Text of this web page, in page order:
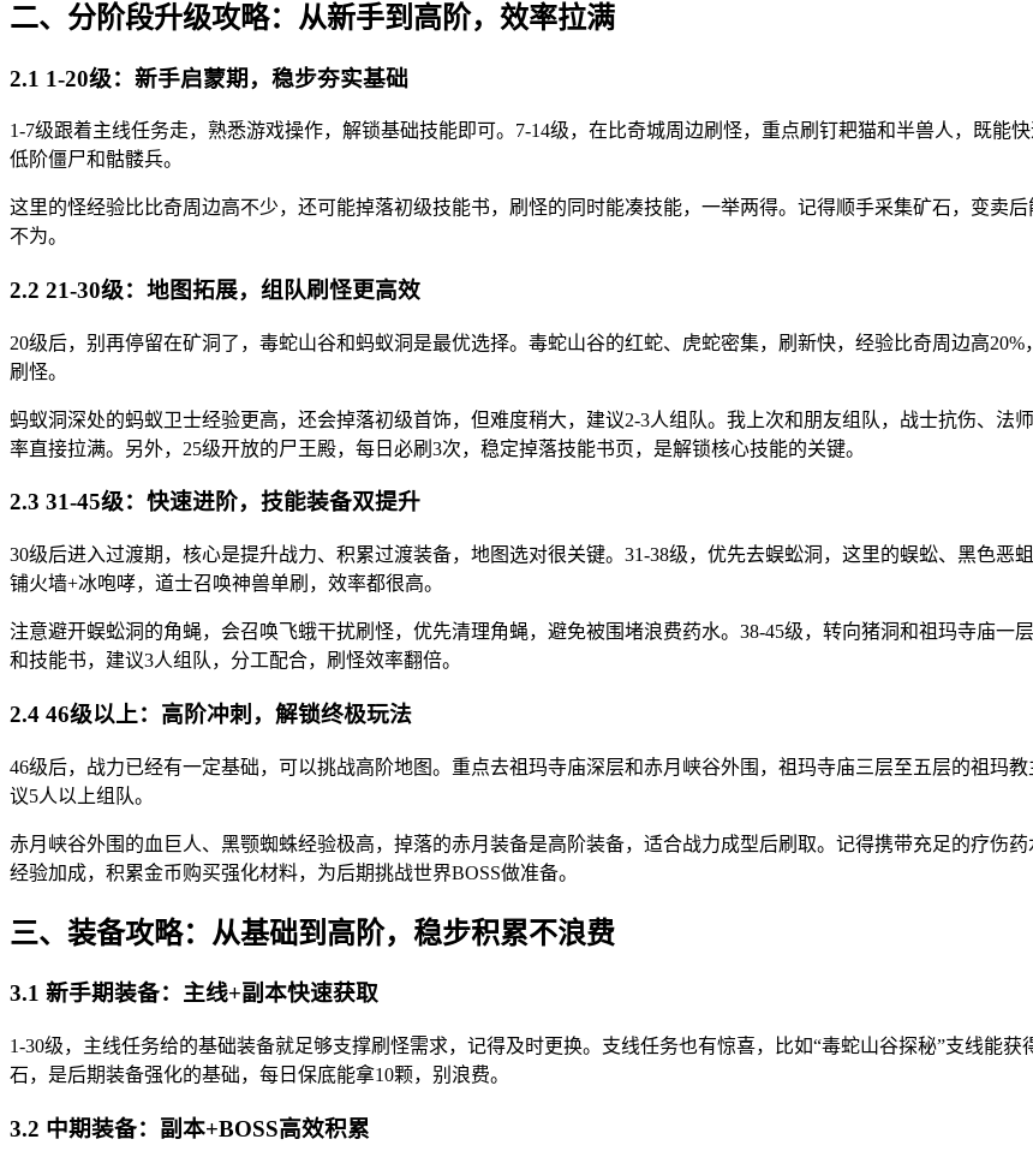
二、分阶段升级攻略：从新手到高阶，效率拉满
2.1 1-20级：新手启蒙期，稳步夯实基础
1-7级跟着主线任务走，熟悉游戏操作，解锁基础技能即可。7-14级，在比奇城周边刷怪，重点刷钉耙猫和半兽人，既能
低阶僵尸和骷髅兵。
这里的怪经验比比奇周边高不少，还可能掉落初级技能书，刷怪的同时能凑技能，一举两得。记得顺手采集矿石，变卖
不为。
2.2 21-30级：地图拓展，组队刷怪更高效
20级后，别再停留在矿洞了，毒蛇山谷和蚂蚁洞是最优选择。毒蛇山谷的红蛇、虎蛇密集，刷新快，经验比奇周边高
刷怪。
蚂蚁洞深处的蚂蚁卫士经验更高，还会掉落初级首饰，但难度稍大，建议2-3人组队。我上次和朋友组队，战士抗伤、
率直接拉满。另外，25级开放的尸王殿，每日必刷3次，稳定掉落技能书页，是解锁核心技能的关键。
2.3 31-45级：快速进阶，技能装备双提升
30级后进入过渡期，核心是提升战力、积累过渡装备，地图选对很关键。31-38级，优先去蜈蚣洞，这里的蜈蚣、黑色
铺火墙+冰咆哮，道士召唤神兽单刷，效率都很高。
注意避开蜈蚣洞的角蝇，会召唤飞蛾干扰刷怪，优先清理角蝇，避免被围堵浪费药水。38-45级，转向猪洞和祖玛寺庙一
和技能书，建议3人组队，分工配合，刷怪效率翻倍。
2.4 46级以上：高阶冲刺，解锁终极玩法
46级后，战力已经有一定基础，可以挑战高阶地图。重点去祖玛寺庙深层和赤月峡谷外围，祖玛寺庙三层至五层的祖玛
议5人以上组队。
赤月峡谷外围的血巨人、黑颚蜘蛛经验极高，掉落的赤月装备是高阶装备，适合战力成型后刷取。记得携带充足的疗伤
经验加成，积累金币购买强化材料，为后期挑战世界BOSS做准备。
三、装备攻略：从基础到高阶，稳步积累不浪费
3.1 新手期装备：主线+副本快速获取
1-30级，主线任务给的基础装备就足够支撑刷怪需求，记得及时更换。支线任务也有惊喜，比如“毒蛇山谷探秘”支线能
石，是后期装备强化的基础，每日保底能拿10颗，别浪费。
3.2 中期装备：副本+BOSS高效积累